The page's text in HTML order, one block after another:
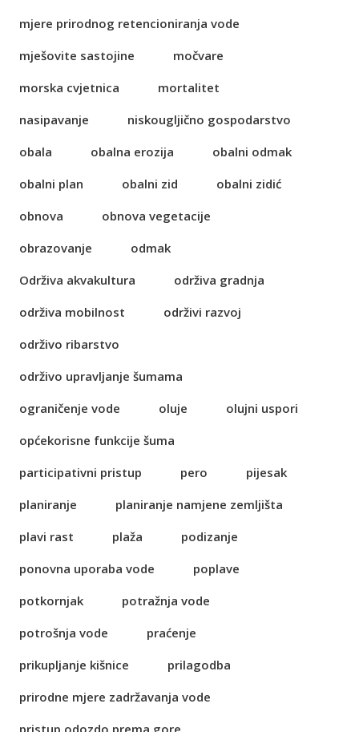
mjere prirodnog retencioniranja vode
mješovite sastojine
močvare
morska cvjetnica
mortalitet
nasipavanje
niskougljično gospodarstvo
obala
obalna erozija
obalni odmak
obalni plan
obalni zid
obalni zidić
obnova
obnova vegetacije
obrazovanje
odmak
Održiva akvakultura
održiva gradnja
održiva mobilnost
održivi razvoj
održivo ribarstvo
održivo upravljanje šumama
ograničenje vode
oluje
olujni uspori
općekorisne funkcije šuma
participativni pristup
pero
pijesak
planiranje
planiranje namjene zemljišta
plavi rast
plaža
podizanje
ponovna uporaba vode
poplave
potkornjak
potražnja vode
potrošnja vode
praćenje
prikupljanje kišnice
prilagodba
prirodne mjere zadržavanja vode
pristup odozdo prema gore